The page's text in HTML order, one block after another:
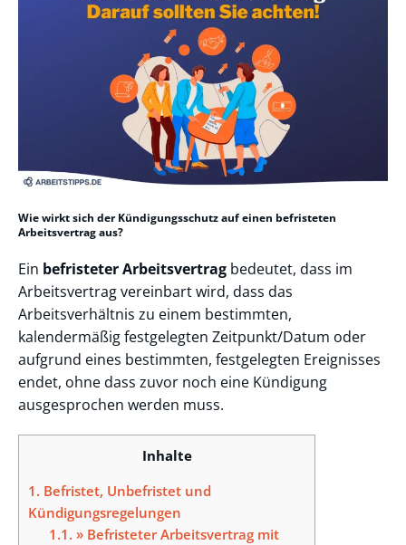
Wie wirkt sich der Kündigungsschutz auf einen befristeten
Arbeitsvertrag aus?
Ein befristeter Arbeitsvertrag bedeutet, dass im
Arbeitsvertrag vereinbart wird, dass das
Arbeitsverhältnis zu einem bestimmten,
kalendermäßig festgelegten Zeitpunkt/Datum oder
aufgrund eines bestimmten, festgelegten Ereignisses
endet, ohne dass zuvor noch eine Kündigung
ausgesprochen werden muss.
Inhalte
1. Befristet, Unbefristet und
Kündigungsregelungen
1.1. » Befristeter Arbeitsvertrag mit